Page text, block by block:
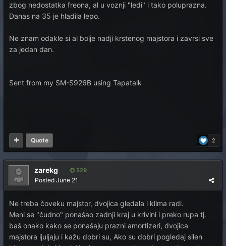
zbog nedostatka freona, al u voznji "ledi" i tako poluprazna.
Danas na 35 je hladila lepo.
Ne znam odakle si al bolje nadji krstenog majstora i zavrsi sve
za jedan dan.
Sent from my SM-S926B using Tapatalk
2
Quote
zarekg 529
Posted June 21
Ne treba čoveku majstor, dvojica gledala i klima radi.
Meni se "čudno" ponašao zadnji kraj u krivini i preko rupa tj.
baš onako kako se ponašaju prazni amortizeri, dvojica
majstora ljuljaju i kažu dobri su, Ako su dobri pogledaj silen